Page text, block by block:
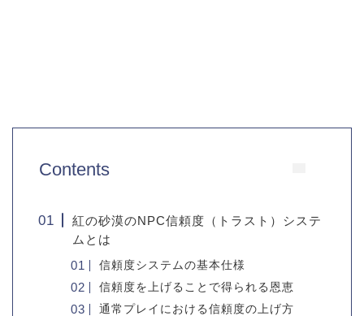
Contents
紅の砂漠のNPC信頼度（トラスト）システ
ムとは
信頼度システムの基本仕様
信頼度を上げることで得られる恩恵
通常プレイにおける信頼度の上げ方